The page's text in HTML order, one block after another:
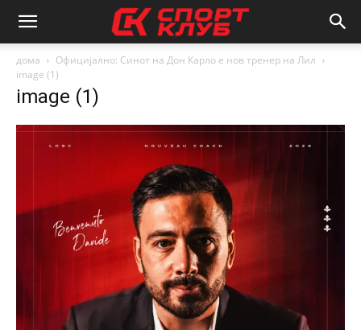
дома
Официјално: Синот на Дон Карло е нов тренер на Лил
image (1)
image (1)